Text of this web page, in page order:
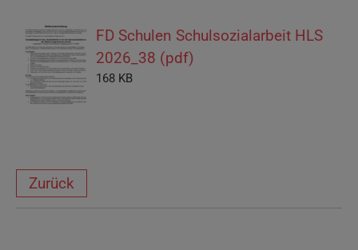
FD Schulen Schulsozialarbeit HLS
2026_38 (pdf)
168 KB
Zurück